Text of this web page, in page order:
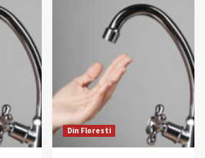
Din Floresti